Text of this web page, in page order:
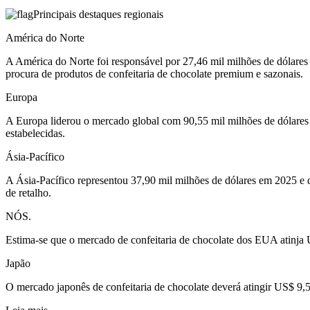
Principais destaques regionais
América do Norte
A América do Norte foi responsável por 27,46 mil milhões de
procura de produtos de confeitaria de chocolate premium e sazonais.
Europa
A Europa liderou o mercado global com 90,55 mil milhões de
estabelecidas.
Ásia-Pacífico
A Ásia-Pacífico representou 37,90 mil milhões de dólares em 2025 e
de retalho.
NÓS.
Estima-se que o mercado de confeitaria de chocolate dos EUA
Japão
O mercado japonês de confeitaria de chocolate deverá atingir US$